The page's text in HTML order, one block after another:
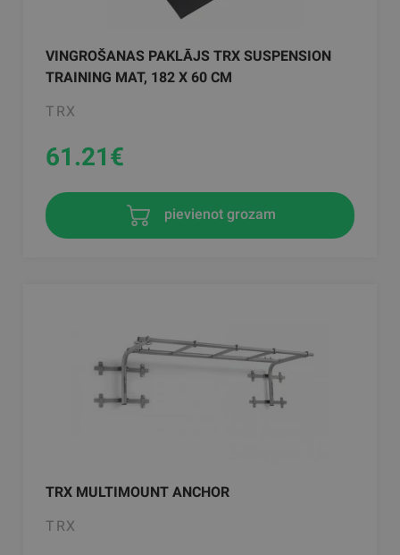
VINGROŠANAS PAKLĀJS TRX SUSPENSION
TRAINING MAT, 182 X 60 CM
TRX
61.21€
pievienot grozam
TRX MULTIMOUNT ANCHOR
TRX